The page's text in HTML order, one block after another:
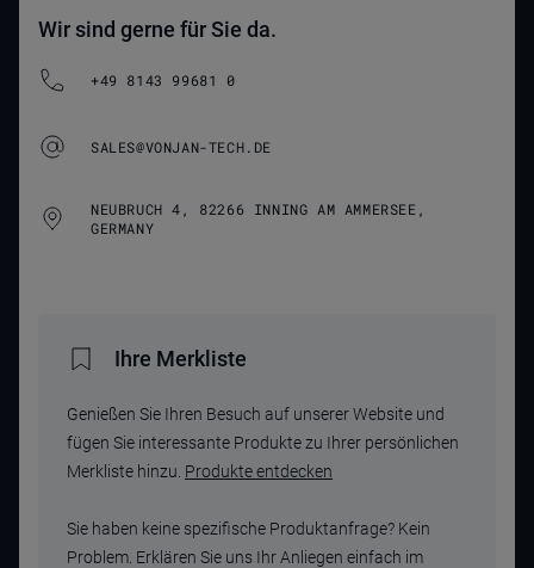
Wir sind gerne für Sie da.
+49 8143 99681 0
SALES@VONJAN-TECH.DE
NEUBRUCH 4, 82266 INNING AM AMMERSEE,
GERMANY
Ihre Merkliste
Genießen Sie Ihren Besuch auf unserer Website und
fügen Sie interessante Produkte zu Ihrer persönlichen
Merkliste hinzu. Produkte entdecken
Sie haben keine spezifische Produktanfrage? Kein
Problem. Erklären Sie uns Ihr Anliegen einfach im